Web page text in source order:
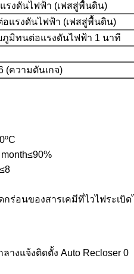
รงดันไฟฟ้า (เฟสสู่พื้นดิน)
แรงดันไฟฟ้า (เฟสสู่พื้นดิน)
ภูมิทนต่อแรงดันไฟฟ้า 1 นาที
(ความดันเกจ)
ร่อนของสารเคมีที่ไวไฟระเบิด